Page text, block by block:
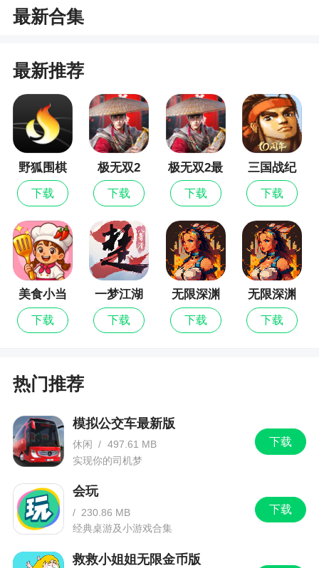
你去完成
话传说元素，如封神榜、八仙过海等，增加了游戏
的文化底蕴和教育意义
5、灵性宠物升级，提升星的战斗力，成为你的
小战斗伙伴，陪你战斗
小编评价
极限提升，快来体验一下游戏
2、经典哪吒角色为你呈现，在这里开启自己的
封神之旅，会有诸多的挑战需要你去完成，完整更
多的技能来打造专属的战斗冒险连招
3、打了20分钟左右，画风非常符合我，打击感
卡，所以扣一分，如果你喜欢硬核而且公平，水墨
更新日志
修复了已知问题
最新合集
最新推荐
野狐围棋
下载
极无双2
下载
极无双2最
新版
下载
三国战纪
下载
美食小当
家
下载
一梦江湖
下载
无限深渊
下载
无限深渊
最新版
下载
热门推荐
下载
模拟公交车最新版
休闲 / 497.61 MB
实现你的司机梦
下载
会玩
/ 230.86 MB
经典桌游及小游戏合集
救救小姐姐无限金币版